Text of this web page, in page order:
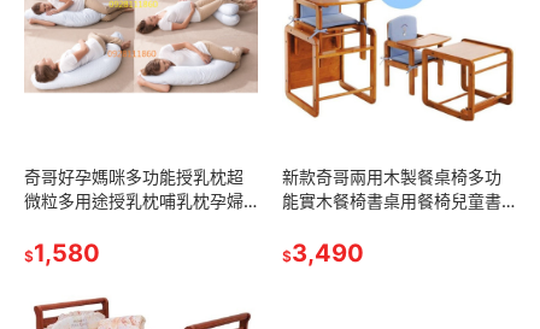
奇哥好孕媽咪多功能授乳枕超
微粒多用途授乳枕哺乳枕孕婦
$1,580
新款奇哥兩用木製餐桌椅多功
能實木餐椅書桌用餐椅兒童書
椅Summer Infant
$3,490